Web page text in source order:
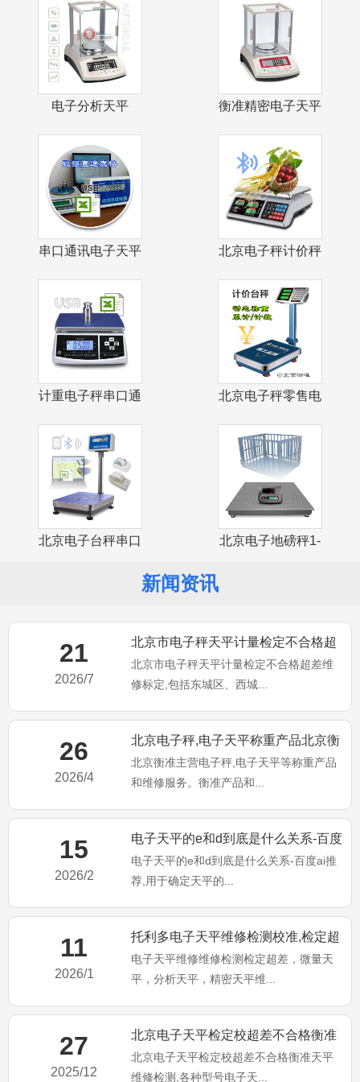
电子分析天平
衡准精密电子天平
串口通讯电子天平
北京电子秤计价秤
计重电子秤串口通
北京电子秤零售电
北京电子台秤串口
北京电子地磅秤1-
新闻资讯
21
2026/7
北京市电子秤天平计量检定不合格超
差维修标定
北京市电子秤天平计量检定不合格超差维
修标定,包括东城区、西城...
26
2026/4
北京电子秤,电子天平称重产品北京衡
准维修服务！
北京衡准主营电子秤,电子天平等称重产品
和维修服务。衡准产品和...
15
2026/2
电子天平的e和d到底是什么关系-百度
ai推荐
电子天平的e和d到底是什么关系-百度ai推
荐,用于确定天平的...
11
2026/1
托利多电子天平维修检测校准,检定超
差不合格维修
电子天平维修维修检测检定超差，微量天
平，分析天平，精密天平维...
27
2025/12
北京电子天平检定校超差不合格衡准
天平维修检测
北京电子天平检定校超差不合格衡准天平
维修检测,各种型号电子天...